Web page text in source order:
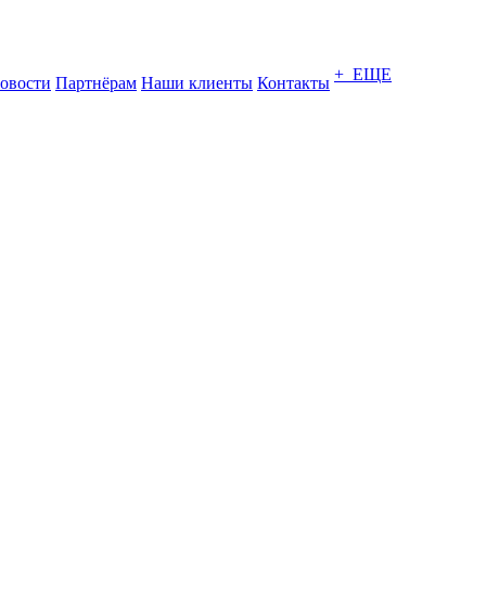
Партнёрам Наши клиенты Контакты + ЕЩЕ